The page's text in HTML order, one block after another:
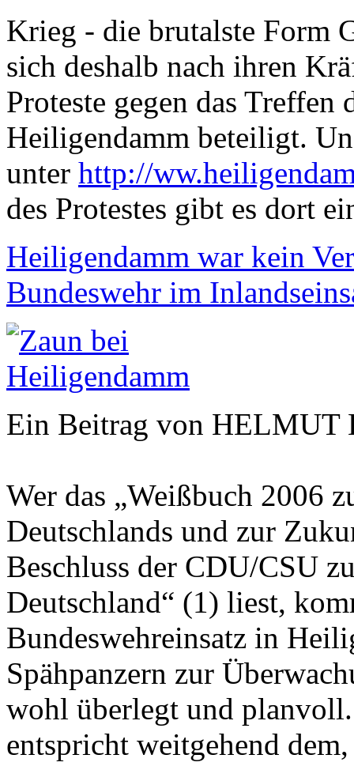
Krieg - die brutalste Form
sich deshalb nach ihren
Proteste gegen das
Heiligendamm beteiligt.
unter http://
des Protestes gibt es dort
Heiligendamm war kein
Bundeswehr im
Ein Beitrag von HELMUT
Wer das „Weißbuch 2006
Deutschlands und zur
Beschluss der CDU/CSU
Deutschland“ (1) liest,
Bundeswehreinsatz in
Spähpanzern zur
wohl überlegt und
entspricht weitgehend